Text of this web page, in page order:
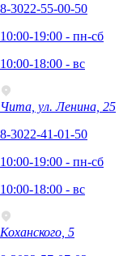
8-3022-55-00-50
10:00-19:00 - пн-сб
10:00-18:00 - вс
Чита, ул. Ленина, 25
8-3022-41-01-50
10:00-19:00 - пн-сб
10:00-18:00 - вс
Коханского, 5